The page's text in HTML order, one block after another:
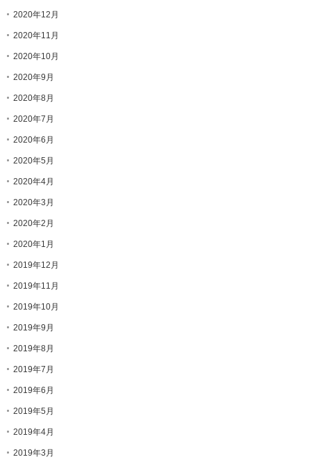
2020年12月
2020年11月
2020年10月
2020年9月
2020年8月
2020年7月
2020年6月
2020年5月
2020年4月
2020年3月
2020年2月
2020年1月
2019年12月
2019年11月
2019年10月
2019年9月
2019年8月
2019年7月
2019年6月
2019年5月
2019年4月
2019年3月